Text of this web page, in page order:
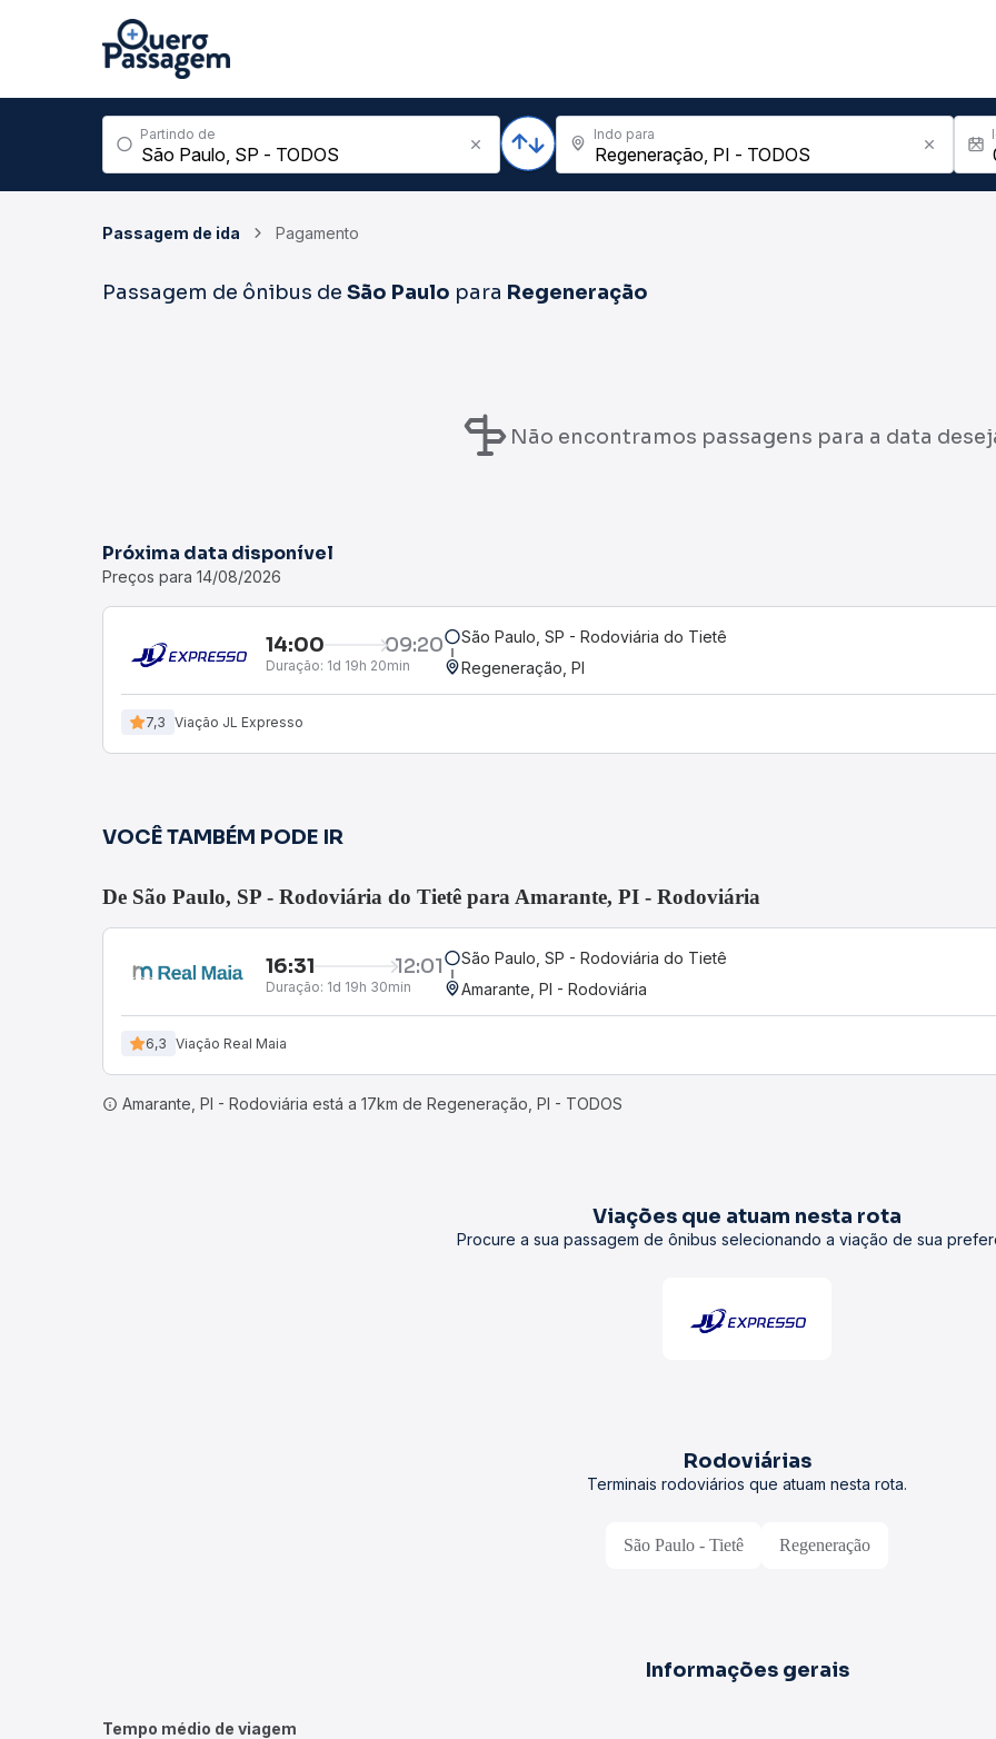
Partindo de Indo para
Passagem de ida Pagamento
Passagem de ônibus de São Paulo para Regeneração
Não encontramos passagens para a data
Próxima data disponível
Preços para 14/08/2026
14:00 09:20
Duração: 1d 19h 20min
São Paulo, SP - Rodoviária do Tietê
Regeneração, PI
7,3 Viação JL Expresso
VOCÊ TAMBÉM PODE IR
De São Paulo, SP - Rodoviária do Tietê para Amarante, PI - Rodoviária
16:31 12:01
Duração: 1d 19h 30min
São Paulo, SP - Rodoviária do Tietê
Amarante, PI - Rodoviária
6,3 Viação Real Maia
Amarante, PI - Rodoviária está a 17km de Regeneração, PI - TODOS
Viações que atuam nesta rota
Procure a sua passagem de ônibus selecionando a viação de sua
Rodoviárias
Terminais rodoviários que atuam nesta rota.
São Paulo - Tietê Regeneração
Informações gerais
Tempo médio de viagem